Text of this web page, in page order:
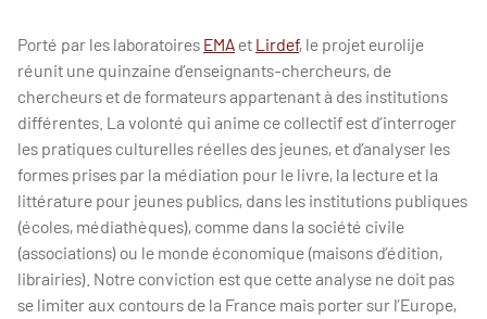
Porté par les laboratoires EMAet Lirdef, le projet eurolije
réunit une quinzaine d’enseignants-chercheurs, de
chercheurs et de formateurs appartenant à des institutions
différentes. La volonté qui anime ce collectif est d’interroger
les pratiques culturelles réelles des jeunes, et d’analyser les
formes prises par la médiation pour le livre, la lecture et la
littérature pour jeunes publics, dans les institutions publiques
(écoles, médiathèques), comme dans la société civile
(associations) ou le monde économique (maisons d’édition,
librairies). Notre conviction est que cette analyse ne doit pas
se limiter aux contours de la France mais porter sur l’Europe,